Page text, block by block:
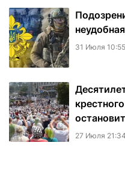
31 Июля 10:55
27 Июля 21:34